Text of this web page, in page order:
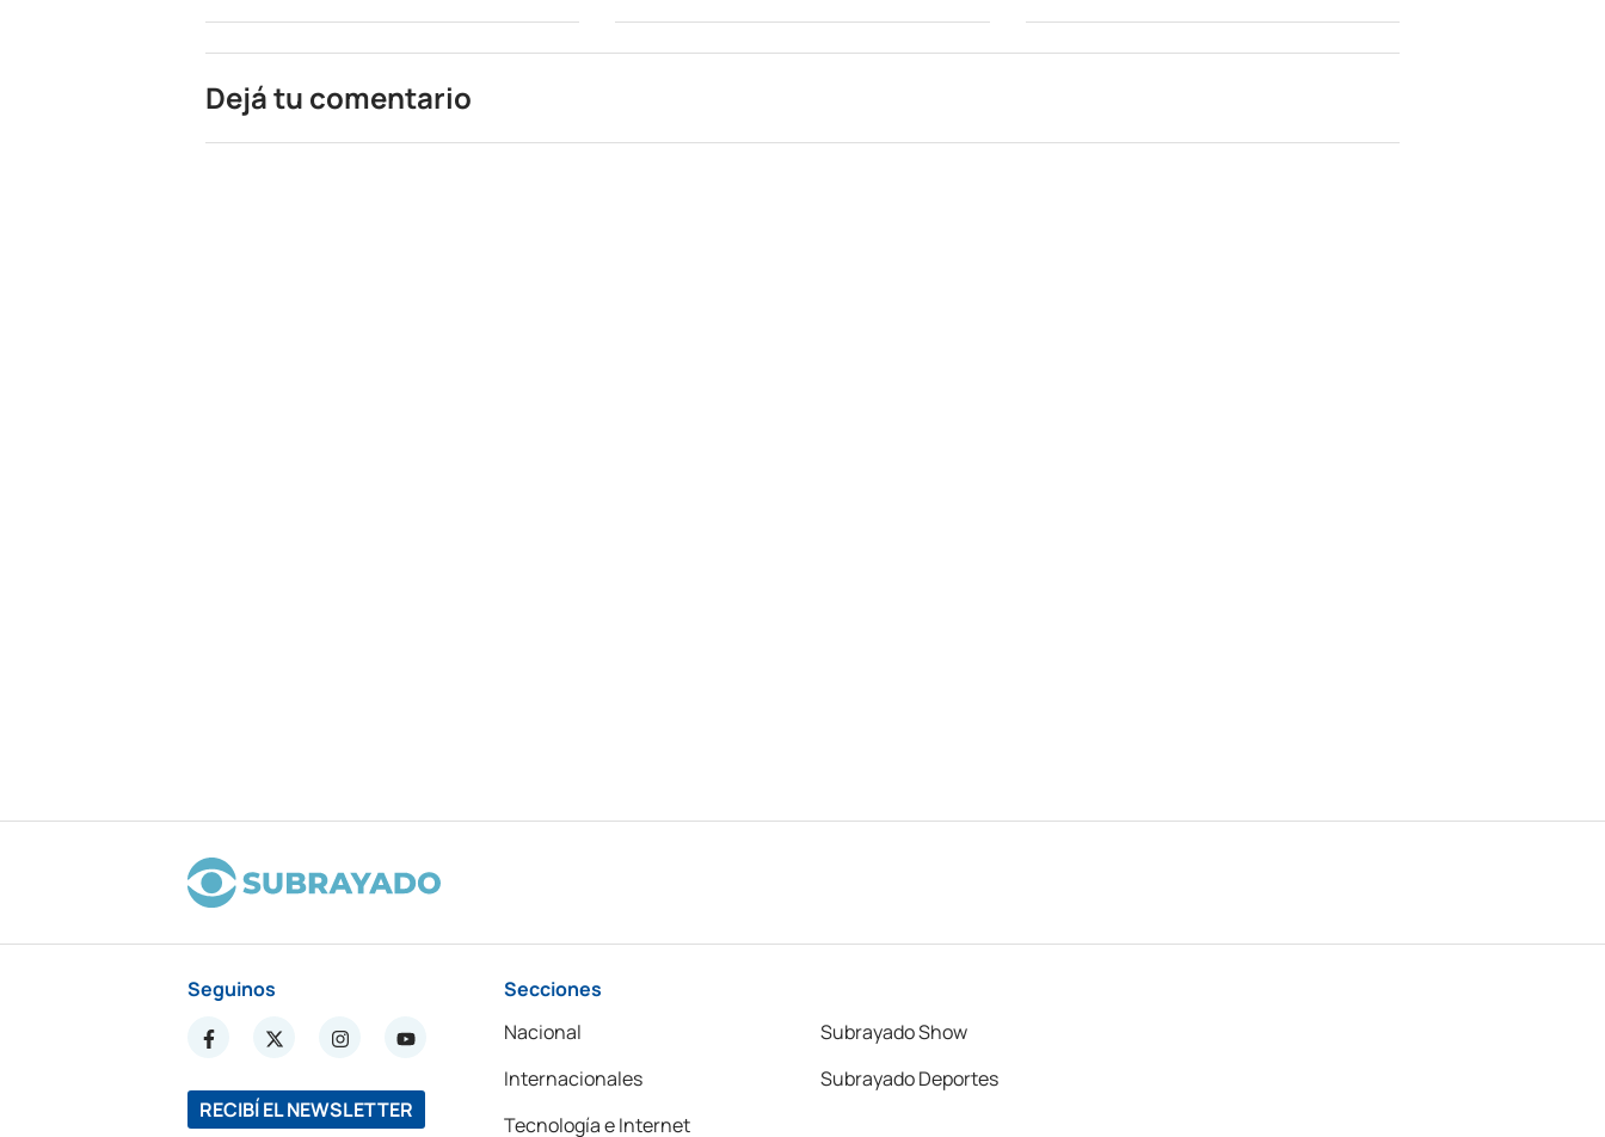
Dejá tu comentario
Seguinos
RECIBÍ EL NEWSLETTER
Secciones
Nacional
Internacionales
Tecnología e Internet
Subrayado Show
Subrayado Deportes